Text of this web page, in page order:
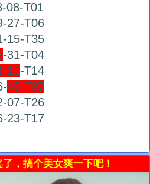
08-T01
27-T06
15-T35
-31-T04
11-T14
45-T37
07-T26
23-T17
，搞个美女爽一下吧！